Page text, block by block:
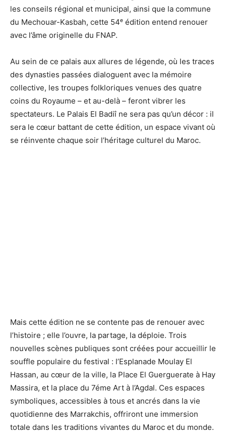
les conseils régional et municipal, ainsi que la commune
du Mechouar-Kasbah, cette 54ᵉ édition entend renouer
avec l’âme originelle du FNAP.
Au sein de ce palais aux allures de légende, où les traces
des dynasties passées dialoguent avec la mémoire
collective, les troupes folkloriques venues des quatre
coins du Royaume – et au-delà – feront vibrer les
spectateurs. Le Palais El Badiî ne sera pas qu’un décor : il
sera le cœur battant de cette édition, un espace vivant où
se réinvente chaque soir l’héritage culturel du Maroc.
Mais cette édition ne se contente pas de renouer avec
l’histoire ; elle l’ouvre, la partage, la déploie. Trois
nouvelles scènes publiques sont créées pour accueillir le
souffle populaire du festival : l’Esplanade Moulay El
Hassan, au cœur de la ville, la Place El Guerguerate à Hay
Massira, et la place du 7éme Art à l’Agdal. Ces espaces
symboliques, accessibles à tous et ancrés dans la vie
quotidienne des Marrakchis, offriront une immersion
totale dans les traditions vivantes du Maroc et du monde.